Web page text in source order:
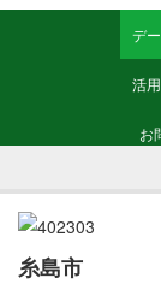
デ
活
お
糸島市